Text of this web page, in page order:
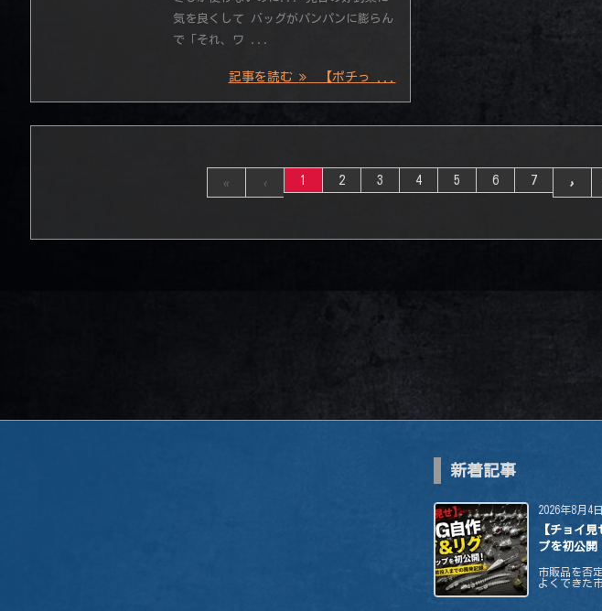
気を良くして バッグがパンパンに膨らん
で「それ、ワ ...
記事を読む 【ポチっ ...
« ‹ 1 2 3 4 5 6 7 ›
新着記事
2026年8月4日
【チョイ
プを初公開
市販品を否
よくできた